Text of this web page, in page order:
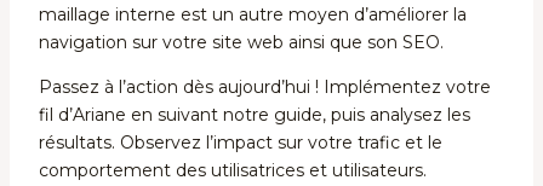
maillage interne est un autre moyen d’améliorer la
navigation sur votre site web ainsi que son SEO.
Passez à l’action dès aujourd’hui ! Implémentez votre
fil d’Ariane en suivant notre guide, puis analysez les
résultats. Observez l’impact sur votre trafic et le
comportement des utilisatrices et utilisateurs.